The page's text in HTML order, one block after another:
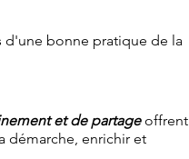
bonne pratique de la
et de partageoffrent
démarche, enrichir et